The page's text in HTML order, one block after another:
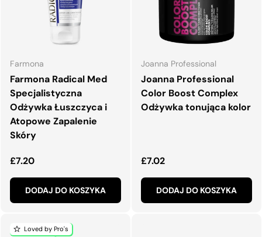
Farmona
Farmona Radical Med
Specjalistyczna
Odżywka Łuszczyca i
Atopowe Zapalenie
Skóry
Normalna cena
£7.20
DODAJ DO KOSZYKA
Joanna Professional
Joanna Professional
Color Boost Complex
Odżywka tonująca kolor
Normalna cena
£7.02
DODAJ DO KOSZYKA
Loved by Pro's